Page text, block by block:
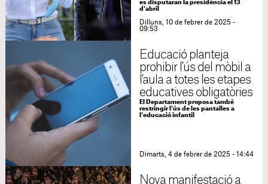
es disputaran la presidència el 13
d'abril
Dilluns, 10 de febrer de 2025 -
09:53
Educació planteja
prohibir l'ús del mòbil a
l'aula a totes les etapes
educatives obligatòries
El Departament proposa també
restringir l'ús de les pantalles a
l'educació infantil
Dimarts, 4 de febrer de 2025 - 14:44
Nova manifestació a